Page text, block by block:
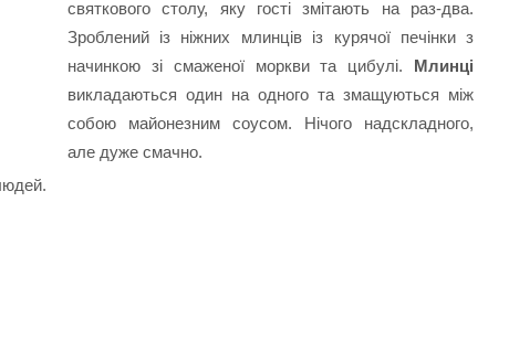
святкового столу, яку гості змітають на раз-два.
Зроблений із ніжних млинців із курячої печінки з
начинкою зі смаженої моркви та цибулі. Млинці
викладаються один на одного та змащуються між
собою майонезним соусом. Нічого надскладного,
але дуже смачно.